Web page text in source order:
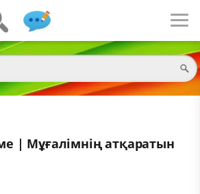
| Мұғалімнің атқаратын